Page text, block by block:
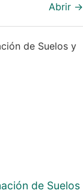
Abrir →
de Suelos